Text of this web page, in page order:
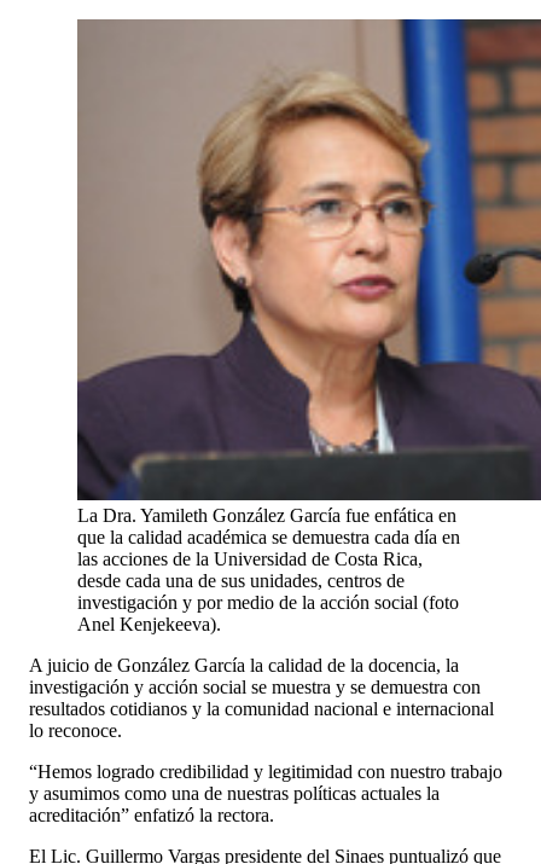
La Dra. Yamileth González García fue enfática en
que la calidad académica se demuestra cada día en
las acciones de la Universidad de Costa Rica,
desde cada una de sus unidades, centros de
investigación y por medio de la acción social (foto
Anel Kenjekeeva).
A juicio de González García la calidad de la docencia, la
investigación y acción social se muestra y se demuestra con
resultados cotidianos y la comunidad nacional e internacional
lo reconoce.
“Hemos logrado credibilidad y legitimidad con nuestro trabajo
y asumimos como una de nuestras políticas actuales la
acreditación” enfatizó la rectora.
El Lic. Guillermo Vargas presidente del Sinaes puntualizó que